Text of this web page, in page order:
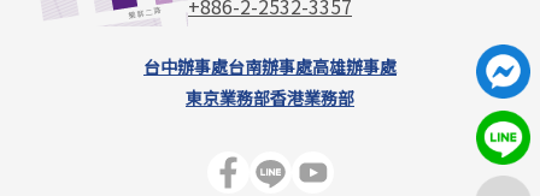
+886-2-2532-3357
台中辦事處台南辦事處高雄辦事處
東京業務部香港業務部